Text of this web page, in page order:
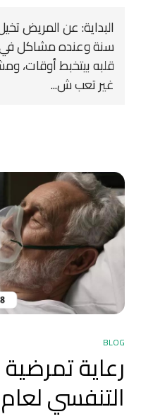
سنة وعنده مشاكل في
قلبه بيتخبط أوقات،
غير تعب ش...
BLOG
رعاية
التنفسي لعام 2026 – 2027